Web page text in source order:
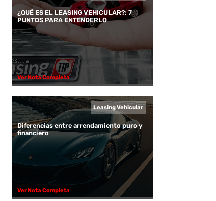
¿QUÉ ES EL LEASING VEHICULAR?: 7
PUNTOS PARA ENTENDERLO
Ver Nota Completa
Leasing Vehicular
Diferencias entre arrendamiento puro y
financiero
Ver Nota Completa